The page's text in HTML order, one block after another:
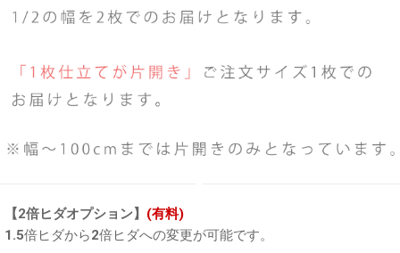
【2倍ヒダオプション】 (有料)
1.5倍ヒダから2倍ヒダへの変更が可能です。